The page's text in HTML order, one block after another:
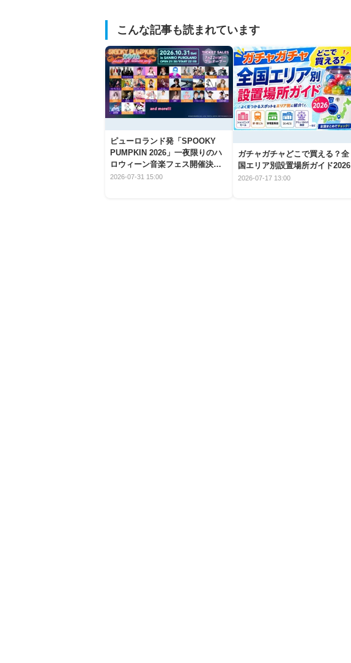
こんな記事も読まれています
ピューロランド発「SPOOKY
PUMPKIN 2026」一夜限りのハ
ロウィーン音楽フェス開催決
定！
2026-07-31 15:00
ガチャガチャどこで買える？全
国エリア別設置場所ガイド2026
2026-07-17 13:00